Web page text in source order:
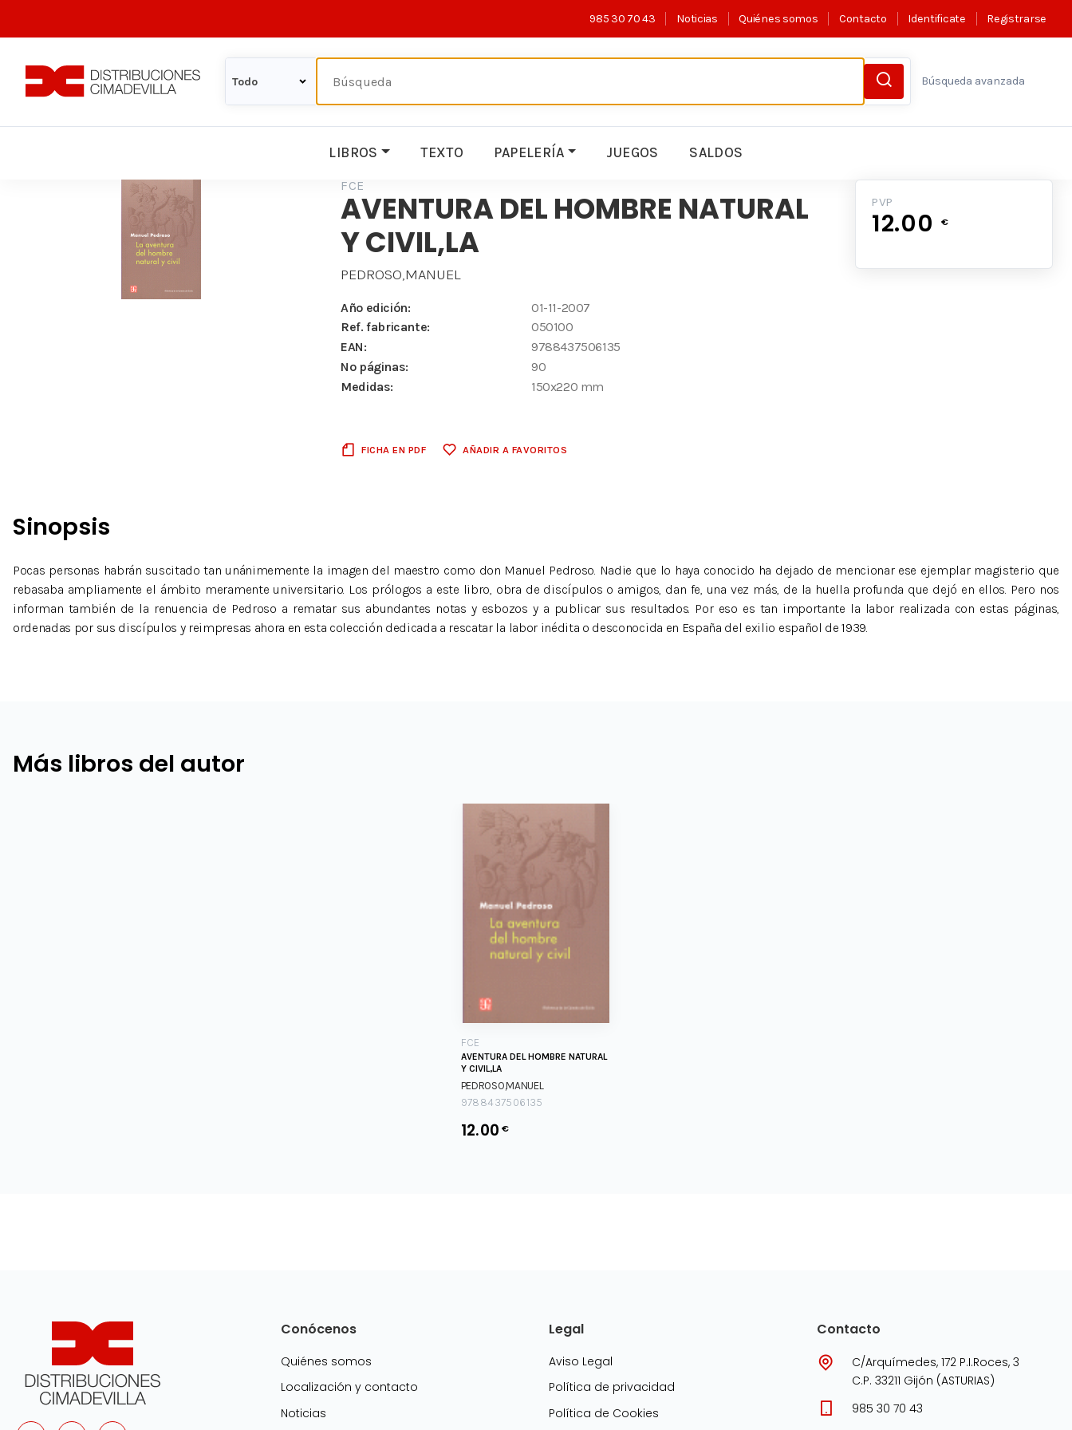
985 30 70 43 Noticias Quiénes somos Contacto Identificate Registrarse
Búsqueda avanzada
LIBROS TEXTO PAPELERÍA JUEGOS SALDOS
FCE
AVENTURA DEL HOMBRE NATURAL
Y CIVIL,LA
PEDROSO,MANUEL
Año edición:
01-11-2007
Ref. fabricante:
050100
EAN:
9788437506135
Nº páginas:
90
Medidas:
150x220 mm
FICHA EN PDF AÑADIR A FAVORITOS
PVP
12.00 €
Sinopsis
Pocas personas habrán suscitado tan unánimemente la imagen del maestro como don Manuel Pedroso. Nadie que lo haya conocido ha dejado de mencionar ese ejemplar magisterio que
rebasaba ampliamente el ámbito meramente universitario. Los prólogos a este libro, obra de discípulos o amigos, dan fe, una vez más, de la huella profunda que dejó en ellos. Pero nos
informan también de la renuencia de Pedroso a rematar sus abundantes notas y esbozos y a publicar sus resultados. Por eso es tan importante la labor realizada con estas páginas,
ordenadas por sus discípulos y reimpresas ahora en esta colección dedicada a rescatar la labor inédita o desconocida en España del exilio español de 1939.
Más libros del autor
FCE
AVENTURA DEL HOMBRE NATURAL
Y CIVIL,LA
PEDROSO,MANUEL
9788437506135
12.00 €
Conócenos
Quiénes somos
Localización y contacto
Noticias
Legal
Aviso Legal
Política de privacidad
Política de Cookies
Contacto
C/Arquímedes, 172 P.I.Roces, 3
C.P. 33211 Gijón (ASTURIAS)
985 30 70 43